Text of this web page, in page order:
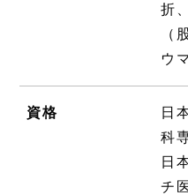
折
（
ウ
資格
日
科
日
チ